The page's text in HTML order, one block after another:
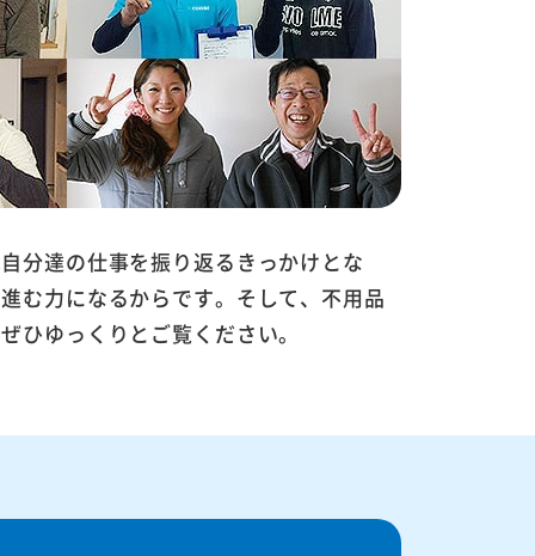
分達の仕事を振り返るきっかけとな
む力になるからです。そして、不用品
ゆっくりとご覧ください。